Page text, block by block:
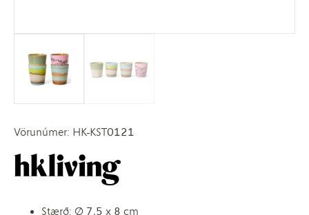
Vörunúmer: HK-KST0121
Stærð: Ø 7,5 x 8 cm